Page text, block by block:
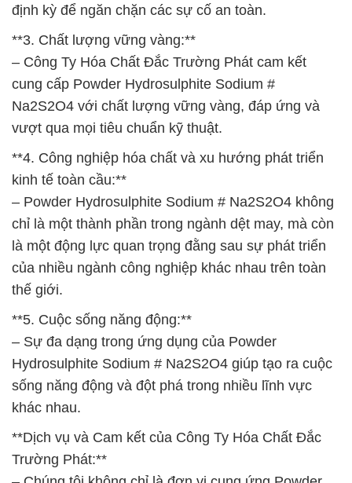
định kỳ để ngăn chặn các sự cố an toàn.
**3. Chất lượng vững vàng:**
– Công Ty Hóa Chất Đắc Trường Phát cam kết
cung cấp Powder Hydrosulphite Sodium #
Na2S2O4 với chất lượng vững vàng, đáp ứng và
vượt qua mọi tiêu chuẩn kỹ thuật.
**4. Công nghiệp hóa chất và xu hướng phát triển
kinh tế toàn cầu:**
– Powder Hydrosulphite Sodium # Na2S2O4 không
chỉ là một thành phần trong ngành dệt may, mà còn
là một động lực quan trọng đằng sau sự phát triển
của nhiều ngành công nghiệp khác nhau trên toàn
thế giới.
**5. Cuộc sống năng động:**
– Sự đa dạng trong ứng dụng của Powder
Hydrosulphite Sodium # Na2S2O4 giúp tạo ra cuộc
sống năng động và đột phá trong nhiều lĩnh vực
khác nhau.
**Dịch vụ và Cam kết của Công Ty Hóa Chất Đắc
Trường Phát:**